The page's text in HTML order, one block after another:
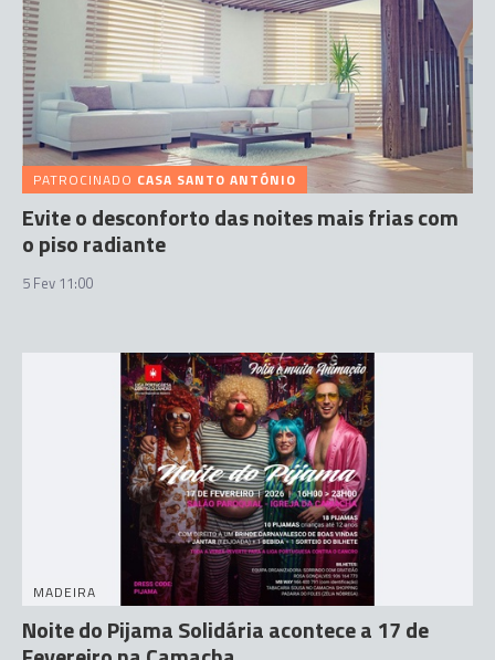
PATROCINADO CASA SANTO ANTÓNIO
Evite o desconforto das noites mais frias com
o piso radiante
5 Fev 11:00
MADEIRA
Noite do Pijama Solidária acontece a 17 de